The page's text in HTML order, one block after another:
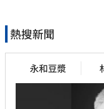
熱搜新聞
永和豆漿